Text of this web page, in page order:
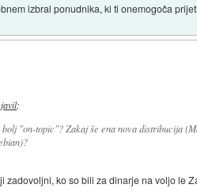
izbral ponudnika, ki ti onemogoča
:
"on-topic"? Zakaj še ena nova distribucija
zadovoljni, ko so bili za dinarje na voljo le